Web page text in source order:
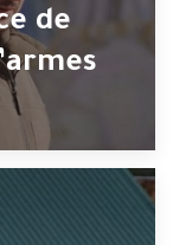
de